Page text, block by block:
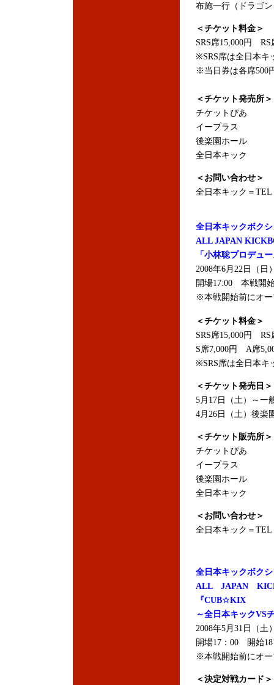
布施一行（ドラゴ
＜チケット料金＞
SRS席15,000円
※SRS席は全日本キ
※当日券は各席500
＜チケット発売所＞
チケットぴあ
イープラス
後楽園ホール
全日本キック
＜お問い合わせ＞
全日本キック＝TEL
全日本キックボク
ALL JAPAN
「小林聡プロデュ
2008年6月22日（日
開場17:00 本戦開
※本戦開始前にオ
＜チケット料金＞
SRS席15,000円 RS
S席7,000円 A席
※SRS席は全日本キ
＜チケット発売日＞
5月17日（土）～一
4月26日（土）後楽
＜チケット販売所＞
チケットぴあ
イープラス
後楽園ホール
全日本キック
＜お問い合わせ＞
全日本キック＝TEL
全日本キックボク
ALL JAPAN
『CUB☆KIX
～全日本キックVS
2008年5月31日（土
開場17：00 開始18
※本戦開始前にオ
＜決定対戦カード＞